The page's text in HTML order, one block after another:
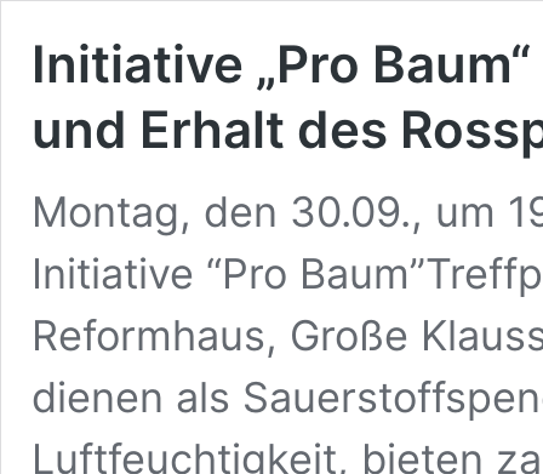
Initiative „Pro
und Erhalt des
Montag, den 30.09., um
Initiative “Pro
Reformhaus, Große
dienen als
Luftfeuchtigkeit, bieten